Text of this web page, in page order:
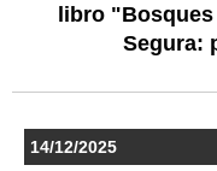
libro "Bosques
Segura:
14/12/2025